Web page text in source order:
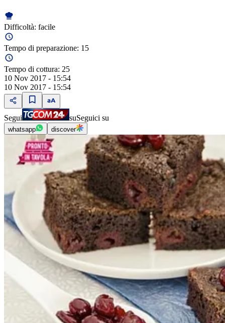
Difficoltà: facile
Tempo di preparazione: 15
Tempo di cottura: 25
10 Nov 2017 - 15:54
10 Nov 2017 - 15:54
Segui suSeguici su
whatsapp discover